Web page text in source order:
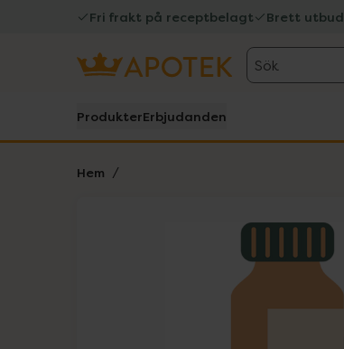
Fri frakt på receptbelagt Brett utbud
Sök
ProdukterErbjudanden
Hem
Lista: . Innehåller 1 objekt.